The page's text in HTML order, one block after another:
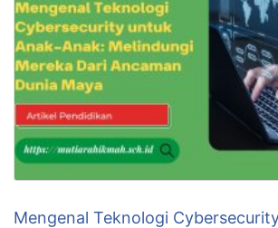
Mengenal Teknologi